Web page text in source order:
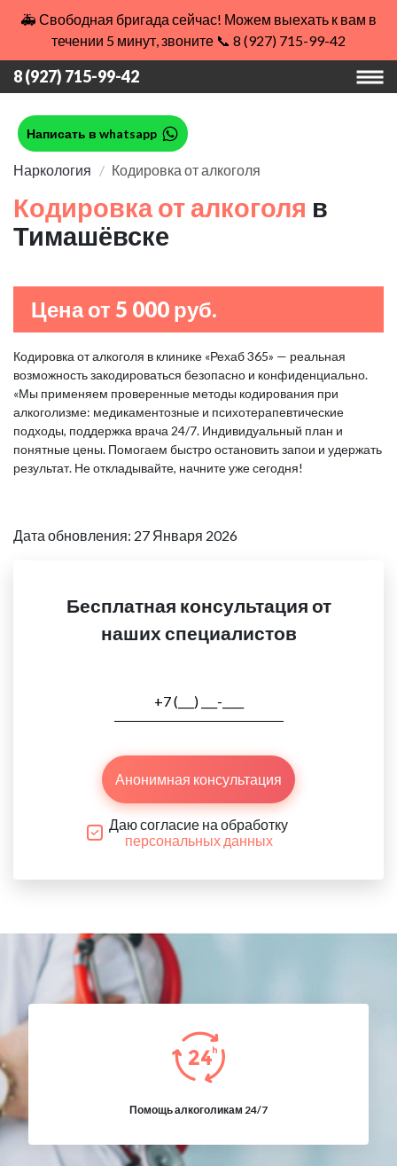
🚑 Свободная бригада сейчас! Можем выехать к вам в
течении 5 минут, звоните 📞 8 (927) 715-99-42
8 (927) 715-99-42
Написать в whatsapp
Наркология Кодировка от алкоголя
Кодировка от алкоголя в
Тимашёвске
Цена от 5 000 руб.
Кодировка от алкоголя в клинике «Рехаб 365» — реальная
возможность закодироваться безопасно и конфиденциально.
«Мы применяем проверенные методы кодирования при
алкоголизме: медикаментозные и психотерапевтические
подходы, поддержка врача 24/7. Индивидуальный план и
понятные цены. Помогаем быстро остановить запои и удержать
результат. Не откладывайте, начните уже сегодня!
Дата обновления: 27 Января 2026
Бесплатная консультация от
наших специалистов
Анонимная консультация
Даю согласие на обработку
персональных данных
Помощь алкоголикам 24/7